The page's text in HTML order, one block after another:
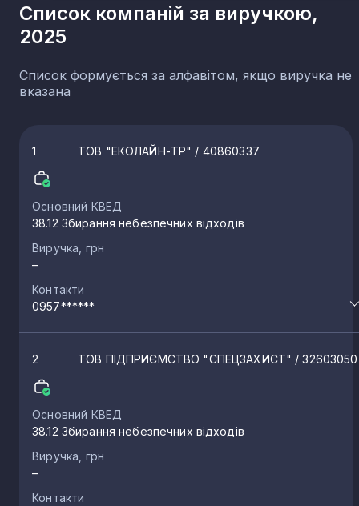
Список компаній за виручкою,
2025
Список формується за алфавітом, якщо виручка не
вказана
1 ТОВ "ЕКОЛАЙН-ТР" / 40860337
Основний КВЕД
38.12 Збирання небезпечних відходів
Виручка, грн
–
Контакти
0957******
2 ТОВ ПІДПРИЄМСТВО "СПЕЦЗАХИСТ" / 32603050
Основний КВЕД
38.12 Збирання небезпечних відходів
Виручка, грн
–
Контакти